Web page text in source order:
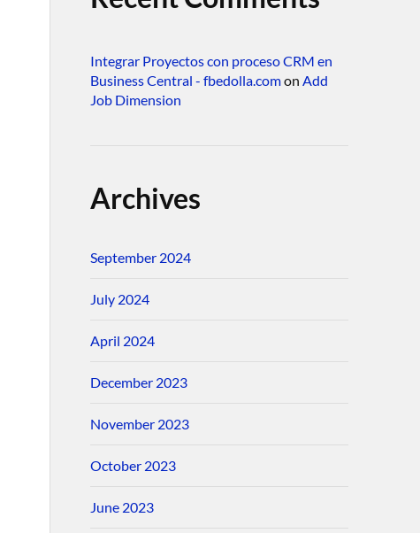
Integrar Proyectos con proceso CRM en
Business Central - fbedolla.comon Add
Job Dimension
Archives
September 2024
July 2024
April 2024
December 2023
November 2023
October 2023
June 2023